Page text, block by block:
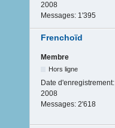
2008
Messages: 1'395
Frenchoïd
Membre
Hors ligne
Date d'enregistrement:
2008
Messages: 2'618